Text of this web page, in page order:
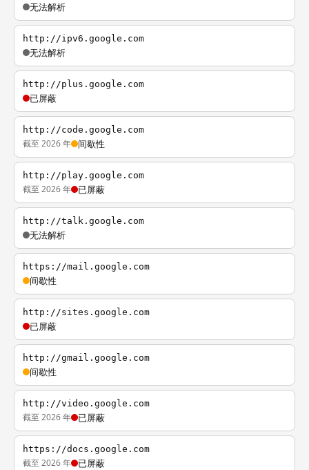
无法解析
http://ipv6.google.com
无法解析
http://plus.google.com
已屏蔽
http://code.google.com
截至 2026 年 间歇性
http://play.google.com
截至 2026 年 已屏蔽
http://talk.google.com
无法解析
https://mail.google.com
间歇性
http://sites.google.com
已屏蔽
http://gmail.google.com
间歇性
http://video.google.com
截至 2026 年 已屏蔽
https://docs.google.com
截至 2026 年 已屏蔽